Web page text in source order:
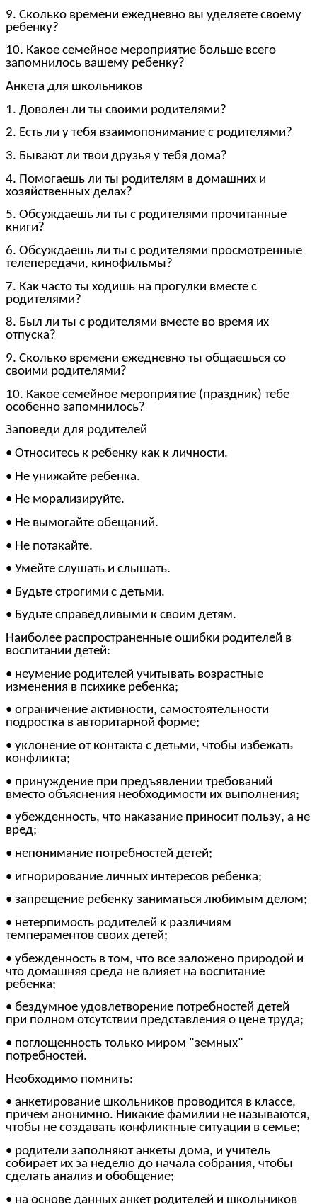
9. Сколько времени ежедневно вы уделяете своему
ребенку?
10. Какое семейное мероприятие больше всего
запомнилось вашему ребенку?
Анкета для школьников
1. Доволен ли ты своими родителями?
2. Есть ли у тебя взаимопонимание с родителями?
3. Бывают ли твои друзья у тебя дома?
4. Помогаешь ли ты родителям в домашних и
хозяйственных делах?
5. Обсуждаешь ли ты с родителями прочитанные
книги?
6. Обсуждаешь ли ты с родителями просмотренные
телепередачи, кинофильмы?
7. Как часто ты ходишь на прогулки вместе с
родителями?
8. Был ли ты с родителями вместе во время их
отпуска?
9. Сколько времени ежедневно ты общаешься со
своими родителями?
10. Какое семейное мероприятие (праздник) тебе
особенно запомнилось?
Заповеди для родителей
• Относитесь к ребенку как к личности.
• Не унижайте ребенка.
• Не морализируйте.
• Не вымогайте обещаний.
• Не потакайте.
• Умейте слушать и слышать.
• Будьте строгими с детьми.
• Будьте справедливыми к своим детям.
Наиболее распространенные ошибки родителей в
воспитании детей:
• неумение родителей учитывать возрастные
изменения в психике ребенка;
• ограничение активности, самостоятельности
подростка в авторитарной форме;
• уклонение от контакта с детьми, чтобы избежать
конфликта;
• принуждение при предъявлении требований
вместо объяснения необходимости их выполнения;
• убежденность, что наказание приносит пользу, а не
вред;
• непонимание потребностей детей;
• игнорирование личных интересов ребенка;
• запрещение ребенку заниматься любимым делом;
• нетерпимость родителей к различиям
темпераментов своих детей;
• убежденность в том, что все заложено природой и
что домашняя среда не влияет на воспитание
ребенка;
• бездумное удовлетворение потребностей детей
при полном отсутствии представления о цене труда;
• поглощенность только миром "земных"
потребностей.
Необходимо помнить:
• анкетирование школьников проводится в классе,
причем анонимно. Никакие фамилии не называются,
чтобы не создавать конфликтные ситуации в семье;
• родители заполняют анкеты дома, и учитель
собирает их за неделю до начала собрания, чтобы
сделать анализ и обобщение;
• на основе данных анкет родителей и школьников